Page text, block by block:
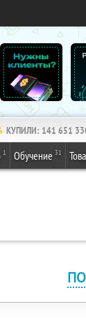
КУПИЛИ: 141 651
1 Обучение 31